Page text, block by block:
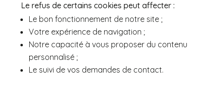
Le refus de certains cookies peut affecter :
Le bon fonctionnement de notre site ;
Votre expérience de navigation ;
Notre capacité à vous proposer du contenu
personnalisé ;
Le suivi de vos demandes de contact.